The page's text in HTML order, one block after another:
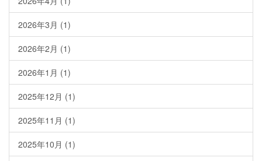
2026年3月 (1)
2026年2月 (1)
2026年1月 (1)
2025年12月 (1)
2025年11月 (1)
2025年10月 (1)